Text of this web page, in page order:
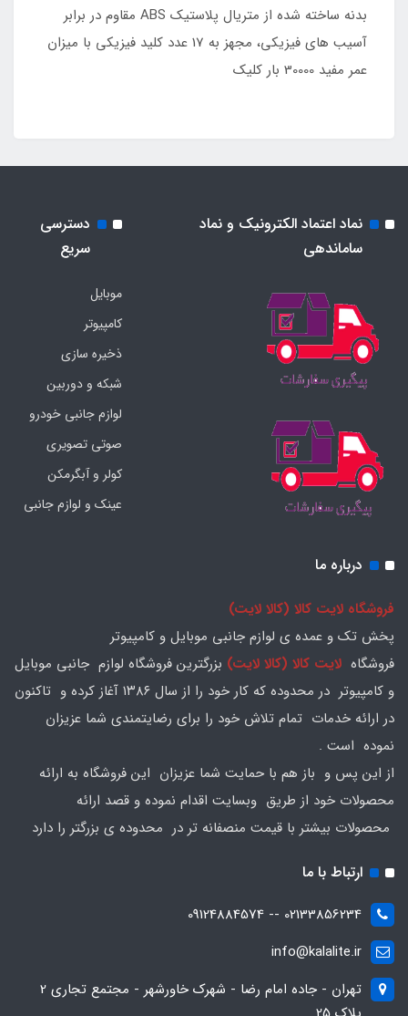
بدنه ساخته شده از متریال پلاستیک ABS مقاوم در برابر
آسیب های فیزیکی، مجهز به 17 عدد کلید فیزیکی با میزان
عمر مفید 30000 بار کلیک
نماد اعتماد الکترونیک و نماد
ساماندهی
دسترسی
سریع
موبایل
کامپیوتر
ذخیره سازی
شبکه و دوربین
لوازم جانبی خودرو
صوتی تصویری
کولر و آبگرمکن
عینک و لوازم جانبی
درباره ما
فروشگاه لایت کالا (کالا لایت)
پخش تک و عمده ی لوازم جانبی موبایل و کامپیوتر
فروشگاه لایت کالا (کالا لایت) بزرگترین فروشگاه لوازم جانبی موبایل
و کامپیوتر در محدوده که کار خود را از سال ۱۳۸۶ آغاز کرده و تاکنون
در ارائه خدمات تمام تلاش خود را برای رضایتمندی شما عزیزان
نموده است .
از این پس و باز هم با حمایت شما عزیزان این فروشگاه به ارائه
محصولات خود از طریق وبسایت اقدام نموده و قصد ارائه
محصولات بیشتر با قیمت منصفانه تر در محدوده ی بزرگتر را دارد
ارتباط با ما
02133856234 -- 09124884574
info@kalalite.ir
تهران - جاده امام رضا - شهرک خاورشهر - مجتمع تجاری 2